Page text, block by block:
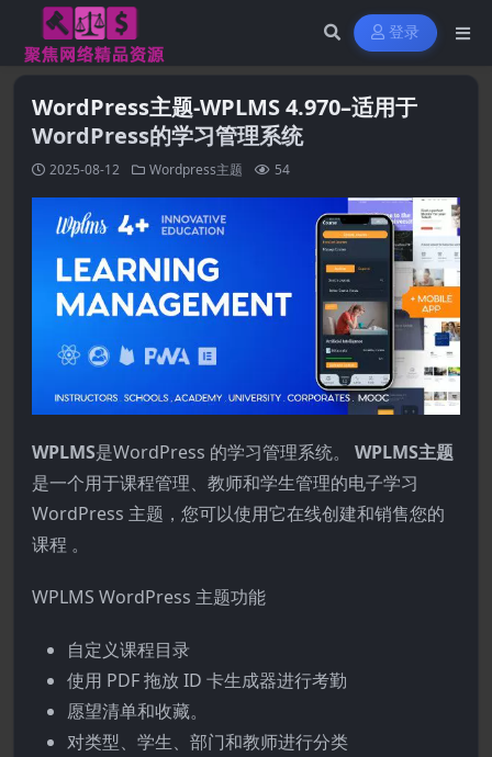
登录
WordPress主题-WPLMS 4.970–适用于
WordPress的学习管理系统
2025-08-12 Wordpress主题 54
WPLMS是WordPress 的学习管理系统。 WPLMS主题
是一个用于课程管理、教师和学生管理的电子学习
WordPress 主题，您可以使用它在线创建和销售您的
课程 。
WPLMS WordPress 主题功能
自定义课程目录
使用 PDF 拖放 ID 卡生成器进行考勤
愿望清单和收藏。
对类型、学生、部门和教师进行分类